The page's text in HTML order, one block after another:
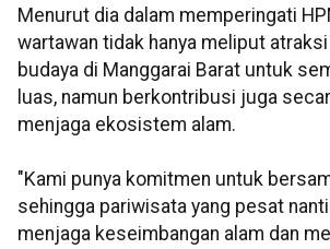
Menurut dia dalam memperingati
wartawan tidak hanya meliput atraksi
budaya di Manggarai Barat untuk
luas, namun berkontribusi juga
menjaga ekosistem alam.
"Kami punya komitmen untuk
sehingga pariwisata yang pesat
menjaga keseimbangan alam dan